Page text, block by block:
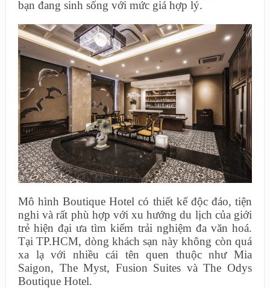
bạn đang sinh sống với mức giá hợp lý.
Mô hình Boutique Hotel có thiết kế độc đáo, tiện
nghi và rất phù hợp với xu hướng du lịch của giới
trẻ hiện đại ưa tìm kiếm trải nghiệm đa văn hoá.
Tại TP.HCM, dòng khách sạn này không còn quá
xa lạ với nhiều cái tên quen thuộc như Mia
Saigon, The Myst, Fusion Suites và The Odys
Boutique Hotel.